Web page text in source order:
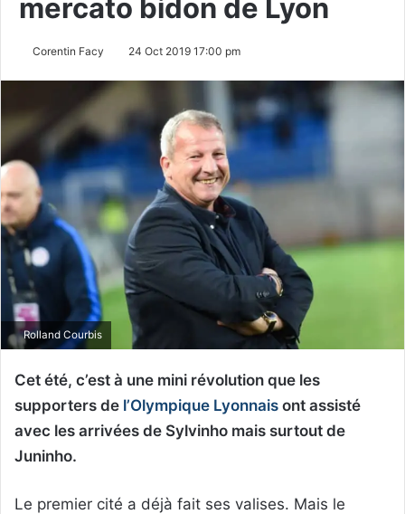
mercato bidon de Lyon
Corentin Facy 24 Oct 2019 17:00 pm
Rolland Courbis
Cet été, c’est à une mini révolution que les
supporters de l’Olympique Lyonnais ont assisté
avec les arrivées de Sylvinho mais surtout de
Juninho.
Le premier cité a déjà fait ses valises. Mais le